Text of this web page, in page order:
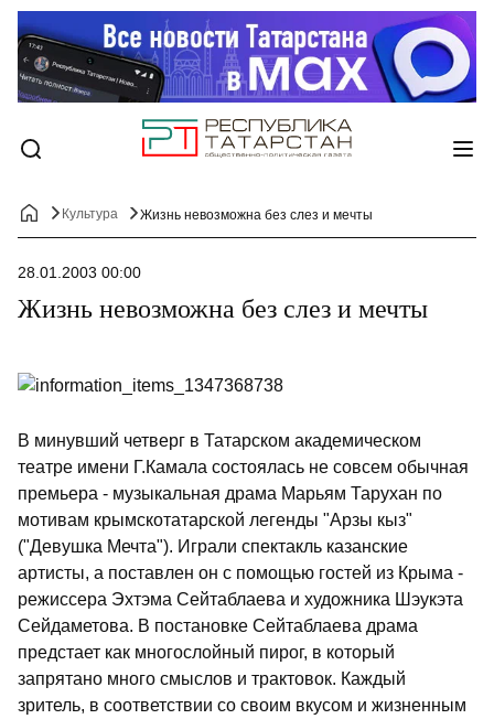
Культура Жизнь невозможна без слез и мечты
28.01.2003 00:00
Жизнь невозможна без слез и мечты
В минувший четверг в Татарском академическом
театре имени Г.Камала состоялась не совсем обычная
премьера - музыкальная драма Марьям Тарухан по
мотивам крымскотатарской легенды "Арзы кыз"
("Девушка Мечта"). Играли спектакль казанские
артисты, а поставлен он с помощью гостей из Крыма -
режиссера Эхтэма Сейтаблаева и художника Шэукэта
Сейдаметова. В постановке Сейтаблаева драма
предстает как многослойный пирог, в который
запрятано много смыслов и трактовок. Каждый
зритель, в соответствии со своим вкусом и жизненным